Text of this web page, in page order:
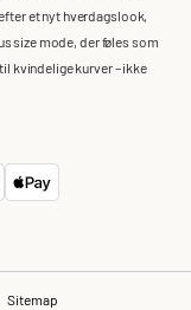
et nyt hverdagslook,
size mode, der føles som
kvindelige kurver – ikke
Sitemap